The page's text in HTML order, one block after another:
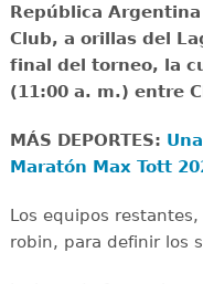
República
Club, a orillas del
final del torneo, la
(11:00 a. m.) entre
MÁS DEPORTES:
Maratón Max Tott
Los equipos
robin, para definir los